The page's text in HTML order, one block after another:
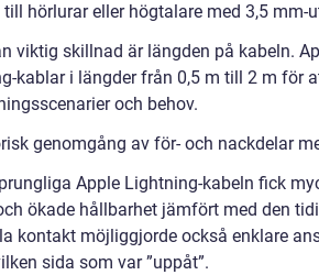
till hörlurar eller högtalare med 3,5 mm-
viktig skillnad är längden på kabeln.
kablar i längder från 0,5 m till 2 m för
och behov.
genomgång av för- och nackdelar
Apple Lightning-kabeln fick
ökade hållbarhet jämfört med den
kontakt möjliggjorde också enklare
sida som var ”uppåt”.